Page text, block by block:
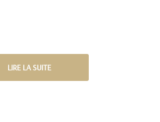
LIRE LA SUITE